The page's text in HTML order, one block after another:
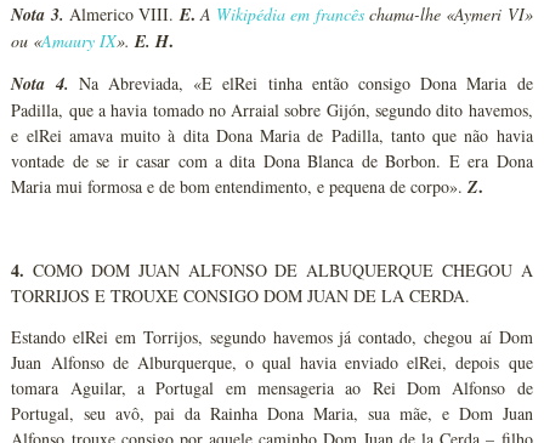
Nota 3. Almerico VIII.E. A Wikipédia em francêschama-lhe «Aymeri VI»
ou «Amaury IX».E. H.
Nota 4. Na Abreviada, «E elRei tinha então consigo Dona Maria de
Padilla, que a havia tomado no Arraial sobre Gijón, segundo dito havemos,
e elRei amava muito à dita Dona Maria de Padilla, tanto que não havia
vontade de se ir casar com a dita Dona Blanca de Borbon. E era Dona
Maria mui formosa e de bom entendimento, e pequena de corpo».Z.
4. COMO DOM JUAN ALFONSO DE ALBUQUERQUE CHEGOU A
TORRIJOS E TROUXE CONSIGO DOM JUAN DE LA CERDA.
Estando elRei em Torrijos, segundo havemos já contado, chegou aí Dom
Juan Alfonso de Alburquerque, o qual havia enviado elRei, depois que
tomara Aguilar, a Portugal em mensageria ao Rei Dom Alfonso de
Portugal, seu avô, pai da Rainha Dona Maria, sua mãe, e Dom Juan